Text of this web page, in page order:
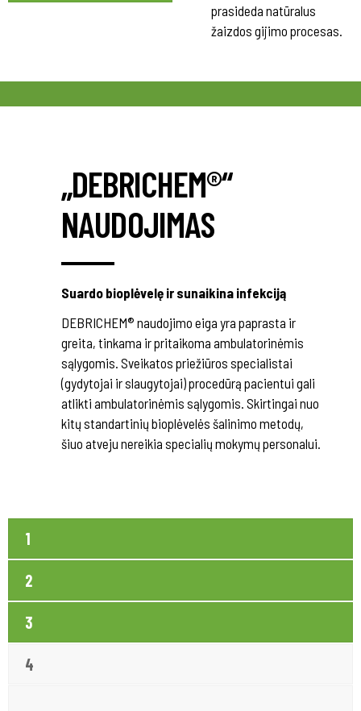
prasideda natūralus
žaizdos gijimo procesas.
„DEBRICHEM®“
NAUDOJIMAS
Suardo bioplėvelę ir sunaikina infekciją
DEBRICHEM® naudojimo eiga yra paprasta ir
greita, tinkama ir pritaikoma ambulatorinėmis
sąlygomis. Sveikatos priežiūros specialistai
(gydytojai ir slaugytojai) procedūrą pacientui gali
atlikti ambulatorinėmis sąlygomis. Skirtingai nuo
kitų standartinių bioplėvelės šalinimo metodų,
šiuo atveju nereikia specialių mokymų personalui.
1
2
3
4